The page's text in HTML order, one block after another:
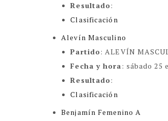
Resultado:
Clasificación
Alevín Masculino
Partido: ALEVÍN
Fecha y hora: sábado 25
Resultado:
Clasificación
Benjamín Femenino A